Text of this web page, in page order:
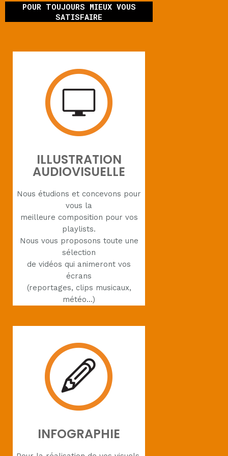
POUR TOUJOURS MIEUX VOUS
SATISFAIRE
ILLUSTRATION
AUDIOVISUELLE
Nous étudions et concevons pour
vous la
meilleure composition pour vos
playlists.
Nous vous proposons toute une
sélection
de vidéos qui animeront vos
écrans
(reportages, clips musicaux,
météo…)
INFOGRAPHIE